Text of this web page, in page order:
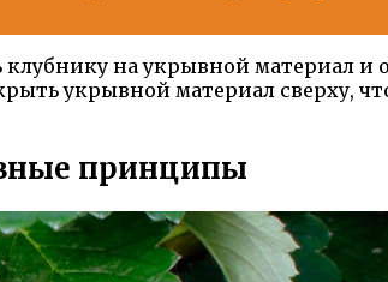
на укрывной материал и
укрывной материал сверху,
принципы